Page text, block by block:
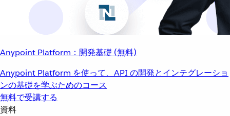
Anypoint Platform：開発基礎 (無料)
Anypoint Platform を使って、API の開発とインテグレーショ
ンの基礎を学ぶためのコース
無料で受講する
資料